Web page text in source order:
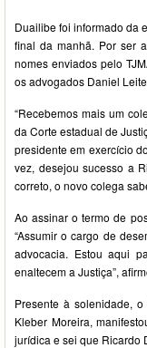
Duailibe foi informado da
final da manhã. Por ser
nomes enviados pelo
os advogados Daniel
“Recebemos mais um
da Corte estadual de
presidente em exercício
vez, desejou sucesso a
correto, o novo colega
Ao assinar o termo de
“Assumir o cargo de
advocacia. Estou aqui
enaltecem a Justiça”,
Presente à solenidade,
Kleber Moreira,
jurídica e sei que Ricardo